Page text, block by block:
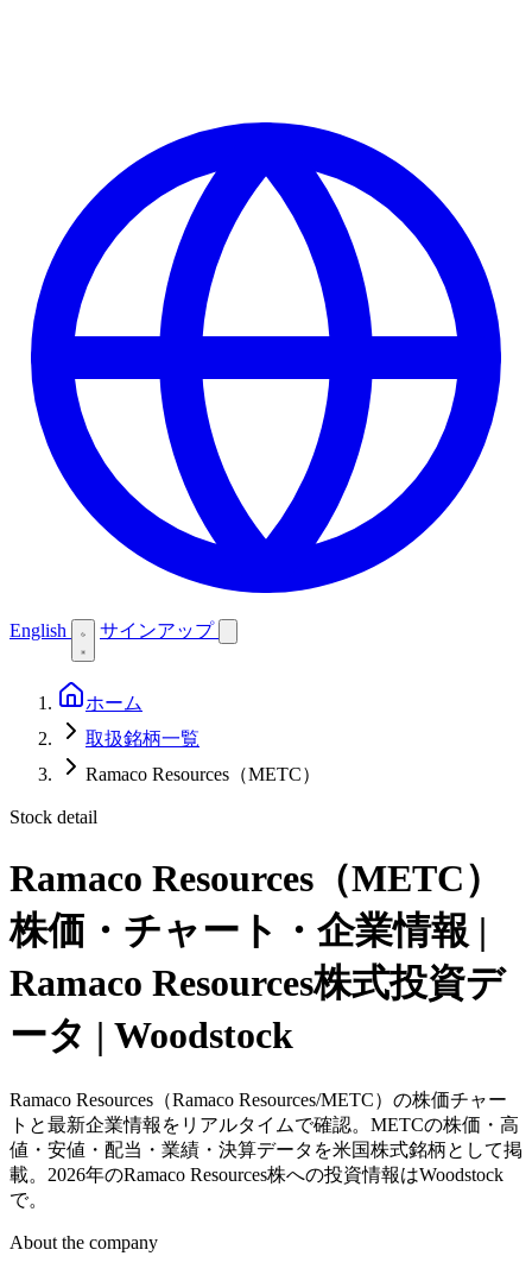
English サインアップ
ホーム
取扱銘柄一覧
Ramaco Resources（METC）
Stock detail
Ramaco Resources（METC）
株価・チャート・企業情報 |
Ramaco Resources株式投資デ
ータ | Woodstock
Ramaco Resources（Ramaco Resources/METC）の株価チャー
トと最新企業情報をリアルタイムで確認。METCの株価・高
値・安値・配当・業績・決算データを米国株式銘柄として掲
載。2026年のRamaco Resources株への投資情報はWoodstock
で。
About the company